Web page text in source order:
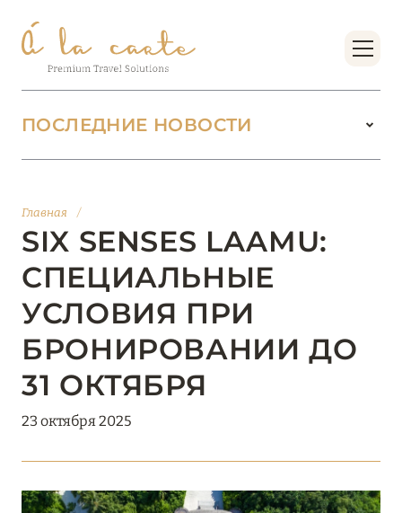
Главная /
SIX SENSES LAAMU:
СПЕЦИАЛЬНЫЕ
УСЛОВИЯ ПРИ
БРОНИРОВАНИИ ДО
31 ОКТЯБРЯ
23 октября 2025
ПОСЛЕДНИЕ НОВОСТИ
БУТИК-КУРОРТЫ МАЛЬДИВСКИХ ОСТРОВОВ
Подробнее
01 июня 2026
JUMEIRAH OLHAHALI ISLAND MALDIVES: ВАШ
ОАЗИС ТЕПЛА И ИЗЫСКАННОСТИ
THE ST. REGIS MALDIVES VOMMULI: